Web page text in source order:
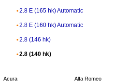
2.8 E (165 hk) Automatic
2.8 E (160 hk) Automatic
2.8 (146 hk)
2.8 (140 hk)
Acura Alfa Romeo